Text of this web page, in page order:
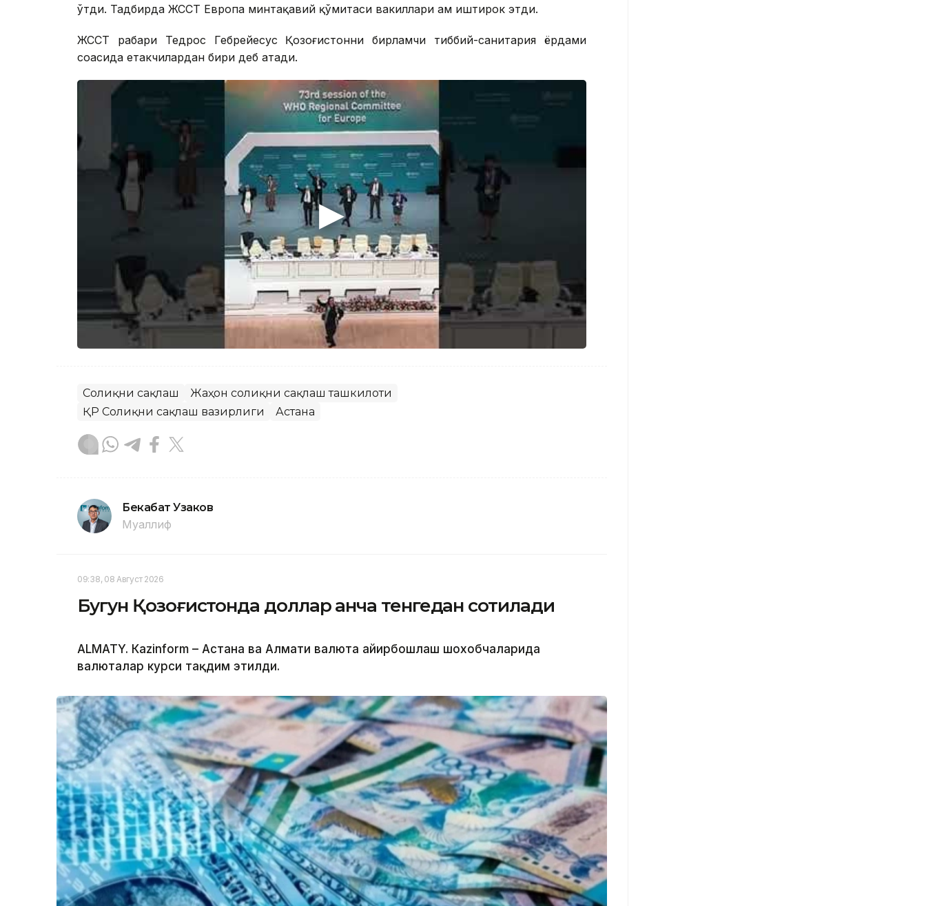
ўтди. Тадбирда ЖССТ Европа минтақавий қўмитаси вакиллари ҳам иштирок этди.
ЖССТ раҳбари Тедрос Гебрейесус Қозоғистонни бирламчи тиббий-санитария ёрдами
соҳасида етакчилардан бири деб атади.
Соғлиқни сақлаш
Жаҳон соғлиқни сақлаш ташкилоти
ҚР Соғлиқни сақлаш вазирлиги
Астана
Бекабат Узаков
Муаллиф
09:38, 08 Август 2026
Бугун Қозоғистонда доллар қанча тенгедан сотилади
ALMATY. Кazinform – Астана ва Алмати валюта айирбошлаш шохобчаларида
валюталар курси тақдим этилди.